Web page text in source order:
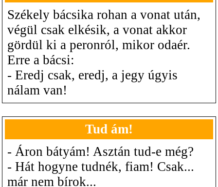
Székely bácsika rohan a vonat után,
végül csak elkésik, a vonat akkor
gördül ki a peronról, mikor odaér.
Erre a bácsi:
- Eredj csak, eredj, a jegy úgyis
nálam van!
Tud ám!
- Áron bátyám! Asztán tud-e még?
- Hát hogyne tudnék, fiam! Csak...
már nem bírok...